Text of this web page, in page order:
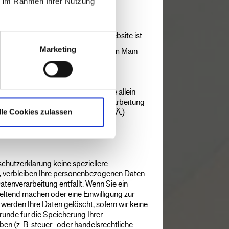
Marketing
Cookies zulassen
Datenverarbeitung auf dieser Website ist:
20, 60329 Frankfurt am Main
oder juristische Person, die allein
die Zwecke und Mittel der Verarbeitung
B. Namen, E-Mail-Adressen o. Ä.)
keine speziellere
Ihre personenbezogenen Daten
entfällt. Wenn Sie ein
machen oder eine Einwilligung zur
Ihre Daten gelöscht, sofern wir keine
für die Speicherung Ihrer
(z. B. steuer- oder handelsrechtliche